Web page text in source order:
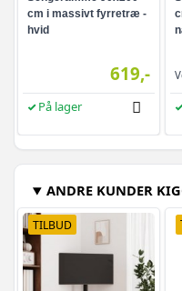
cm i massivt fyrretræ -
hvid
619,-
På lager
ANDRE KUNDER
TILBUD